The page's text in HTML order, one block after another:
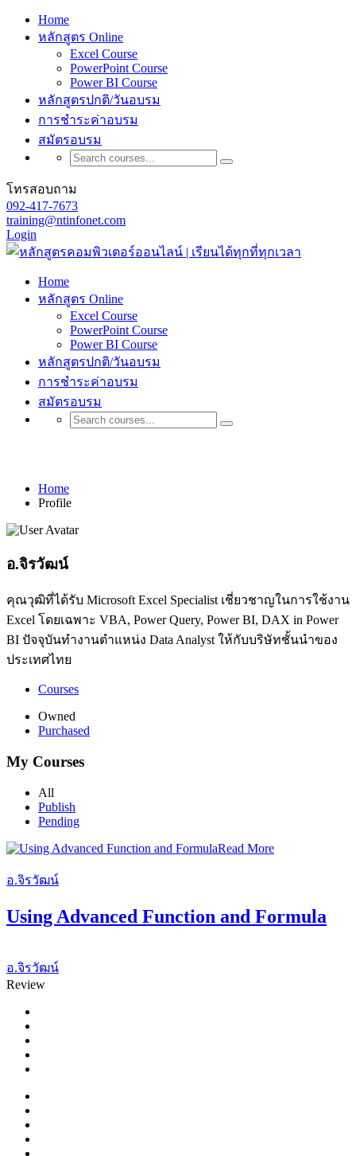
Home
หลักสูตร Online
Excel Course
PowerPoint Course
Power BI Course
หลักสูตรปกติ/วันอบรม
การชำระค่าอบรม
สมัตรอบรม
โทรสอบถาม
092-417-7673
training@ntinfonet.com
Login
Home
หลักสูตร Online
Excel Course
PowerPoint Course
Power BI Course
หลักสูตรปกติ/วันอบรม
การชำระค่าอบรม
สมัตรอบรม
Home
Profile
อ.จิรวัฒน์
คุณวุฒิที่ได้รับ Microsoft Excel Specialist เชี่ยวชาญในการใช้งาน
Excel โดยเฉพาะ VBA, Power Query, Power BI, DAX in Power
BI ปัจจุบันทำงานตำแหน่ง Data Analyst ให้กับบริษัทชั้นนำของ
ประเทศไทย
Courses
Owned
Purchased
My Courses
All
Publish
Pending
Read More
อ.จิรวัฒน์
Using Advanced Function and Formula
อ.จิรวัฒน์
Review